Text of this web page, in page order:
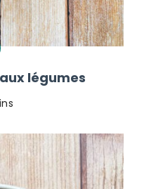
légumes